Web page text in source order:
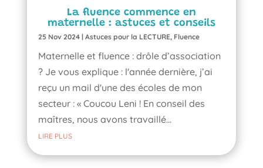
La fluence commence en
maternelle : astuces et conseils
25 Nov 2024| Astuces pour la LECTURE, Fluence
Maternelle et fluence : drôle d’association
? Je vous explique : l'année dernière, j’ai
reçu un mail d'une des écoles de mon
secteur : « Coucou Leni ! En conseil des
maîtres, nous avons travaillé...
LIRE PLUS